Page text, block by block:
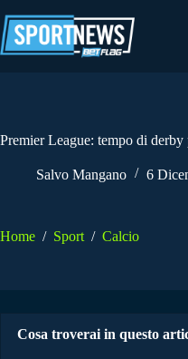
al
contenuto
Premier League: tempo di
Salvo Mangano 6
Home / Sport / Calcio
Cosa troverai in questo